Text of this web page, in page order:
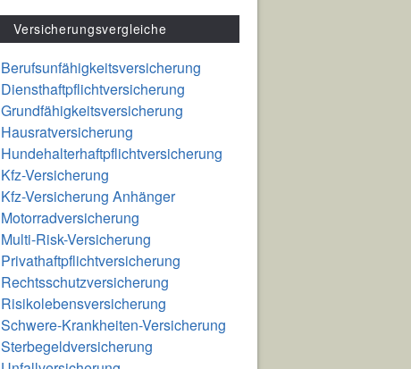
Versicherungsvergleiche
Berufsunfähigkeitsversicherung
Diensthaftpflichtversicherung
Grundfähigkeitsversicherung
Hausratversicherung
Hundehalterhaftpflichtversicherung
Kfz-Versicherung
Kfz-Versicherung Anhänger
Motorradversicherung
Multi-Risk-Versicherung
Privathaftpflichtversicherung
Rechtsschutzversicherung
Risikolebensversicherung
Schwere-Krankheiten-Versicherung
Sterbegeldversicherung